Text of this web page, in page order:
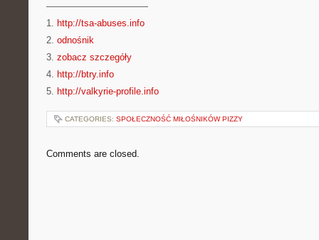
———————————
1. http://tsa-abuses.info
2. odnośnik
3. zobacz szczegóły
4. http://btry.info
5. http://valkyrie-profile.info
CATEGORIES: SPOŁECZNOŚĆ MIŁOŚNIKÓW PIZZY
Comments are closed.